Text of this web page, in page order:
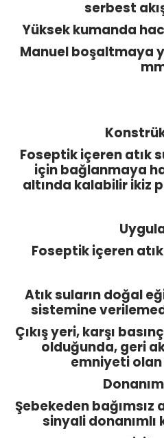
serbest
Yüksek kumanda
Manuel boşaltmaya
Foseptik içeren atık
için bağlanmaya
altında kalabilir ikiz
Foseptik içeren
Atık suların doğal
sistemine
Çıkış yeri, karşı
olduğunda, geri
emniyeti
Şebekeden bağımsız
sinyali donanımlı